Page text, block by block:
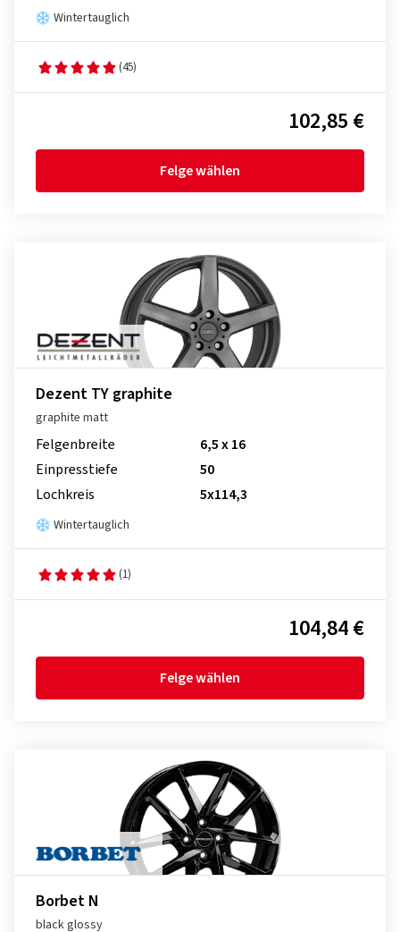
Wintertauglich
(45)
102,85 €
Felge wählen
Dezent TY graphite
graphite matt
Felgenbreite
6,5 x 16
Einpresstiefe
50
Lochkreis
5x114,3
Wintertauglich
(1)
104,84 €
Felge wählen
Borbet N
black glossy